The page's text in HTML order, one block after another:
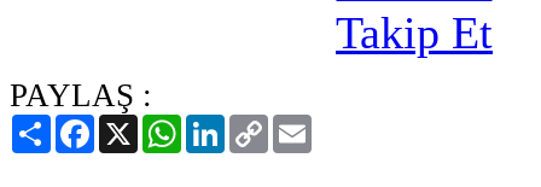
PAYLAŞ :
PaylaşFacebook
X WhatsAppLinkedIn
Copy
Link